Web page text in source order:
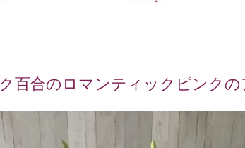
百合のロマンティックピンクの